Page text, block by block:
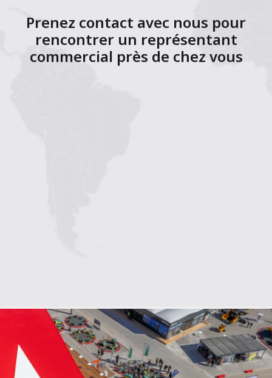
Prenez contact avec nous pour
rencontrer un représentant
commercial près de chez vous